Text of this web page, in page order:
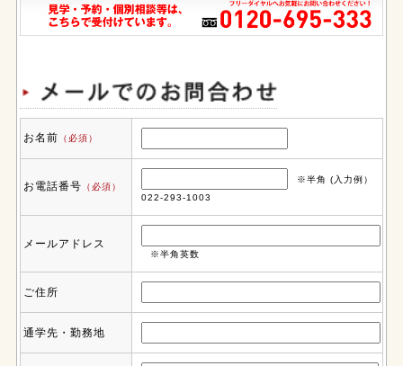
お名前 （必須）
お電話番号 （必須）
※半角 (入力例）
022-293-1003
メールアドレス
※半角英数
ご住所
通学先・勤務地